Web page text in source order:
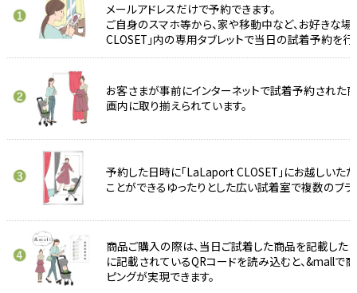
メールアドレスだけで予約できます。
ご自身のスマホ等から、家や移動中など、お好きな
CLOSET」内の専用タブレットで当日の試着予約を行
お客さまが事前にインターネットで試着予約された
画内に取り揃えられています。
予約した日時に「LaLaport CLOSET」にお越しいた
ことができるゆったりとした広い試着室で複数のブ
商品ご購入の際は、当日ご試着した商品を記載した
に記載されているQRコードを読み込むと、&mallで
ピングが実現できます。